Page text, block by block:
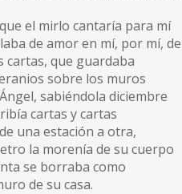
el mirlo cantaría para mí
de amor en mí, por mí,
cartas, que guardaba
sobre los muros
sabiéndola diciembre
cartas y cartas
una estación a otra,
la morenía de su cuerpo
se borraba como
de su casa.